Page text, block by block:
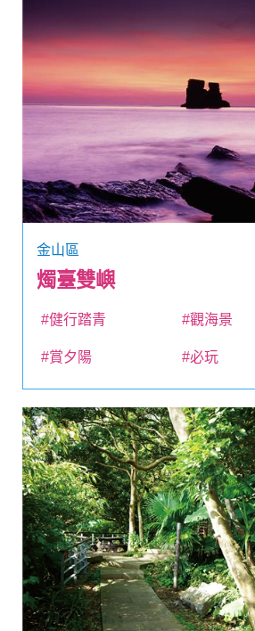
金山區
燭臺雙嶼
#健行踏青 #觀海景
#賞夕陽 #必玩